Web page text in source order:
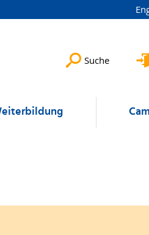
Suche